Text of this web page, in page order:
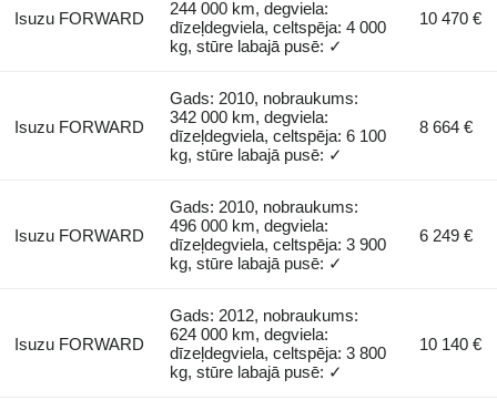
Isuzu FORWARD
244 000 km, degviela:
dīzeļdegviela, celtspēja: 4 000
kg, stūre labajā pusē: ✓
10 470 €
Isuzu FORWARD
Gads: 2010, nobraukums:
342 000 km, degviela:
dīzeļdegviela, celtspēja: 6 100
kg, stūre labajā pusē: ✓
8 664 €
Isuzu FORWARD
Gads: 2010, nobraukums:
496 000 km, degviela:
dīzeļdegviela, celtspēja: 3 900
kg, stūre labajā pusē: ✓
6 249 €
Isuzu FORWARD
Gads: 2012, nobraukums:
624 000 km, degviela:
dīzeļdegviela, celtspēja: 3 800
kg, stūre labajā pusē: ✓
10 140 €